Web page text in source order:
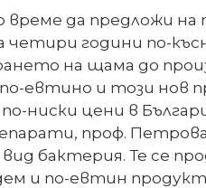
да предложи
години по-
на щама до
евтино и този нов
ниски цени в
проф.
бактерия. Те се
и по-евтин